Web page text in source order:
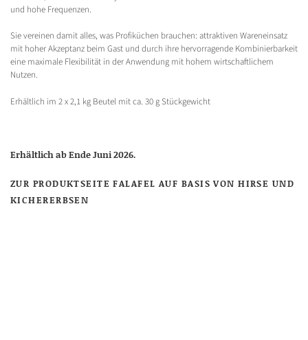
und hohe Frequenzen.
Sie vereinen damit alles, was Profiküchen brauchen: attraktiven Wareneinsatz
mit hoher Akzeptanz beim Gast und durch ihre hervorragende Kombinierbarkeit
eine maximale Flexibilität in der Anwendung mit hohem wirtschaftlichem
Nutzen.
Erhältlich im 2 x 2,1 kg Beutel mit ca. 30 g Stückgewicht
Erhältlich ab Ende Juni 2026.
ZUR PRODUKTSEITE FALAFEL AUF BASIS VON HIRSE UND
KICHERERBSEN